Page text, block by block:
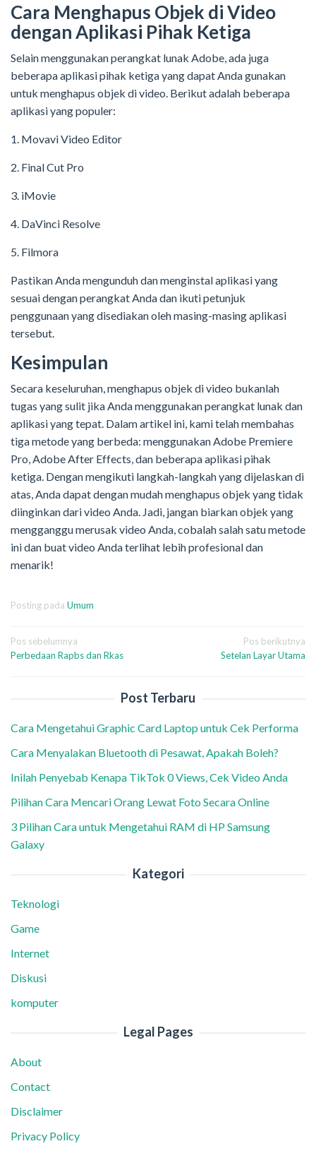
Cara Menghapus Objek di Video
dengan Aplikasi Pihak Ketiga
Selain menggunakan perangkat lunak Adobe, ada juga
beberapa aplikasi pihak ketiga yang dapat Anda gunakan
untuk menghapus objek di video. Berikut adalah beberapa
aplikasi yang populer:
1. Movavi Video Editor
2. Final Cut Pro
3. iMovie
4. DaVinci Resolve
5. Filmora
Pastikan Anda mengunduh dan menginstal aplikasi yang
sesuai dengan perangkat Anda dan ikuti petunjuk
penggunaan yang disediakan oleh masing-masing aplikasi
tersebut.
Kesimpulan
Secara keseluruhan, menghapus objek di video bukanlah
tugas yang sulit jika Anda menggunakan perangkat lunak dan
aplikasi yang tepat. Dalam artikel ini, kami telah membahas
tiga metode yang berbeda: menggunakan Adobe Premiere
Pro, Adobe After Effects, dan beberapa aplikasi pihak
ketiga. Dengan mengikuti langkah-langkah yang dijelaskan di
atas, Anda dapat dengan mudah menghapus objek yang tidak
diinginkan dari video Anda. Jadi, jangan biarkan objek yang
mengganggu merusak video Anda, cobalah salah satu metode
ini dan buat video Anda terlihat lebih profesional dan
menarik!
Posting pada Umum
Navigasi
pos
Pos sebelumnya
Perbedaan Rapbs dan Rkas
Pos berikutnya
Setelan Layar Utama
Post Terbaru
Cara Mengetahui Graphic Card Laptop untuk Cek Performa
Cara Menyalakan Bluetooth di Pesawat, Apakah Boleh?
Inilah Penyebab Kenapa TikTok 0 Views, Cek Video Anda
Pilihan Cara Mencari Orang Lewat Foto Secara Online
3 Pilihan Cara untuk Mengetahui RAM di HP Samsung
Galaxy
Kategori
Teknologi
Game
Internet
Diskusi
komputer
Legal Pages
About
Contact
Disclaimer
Privacy Policy